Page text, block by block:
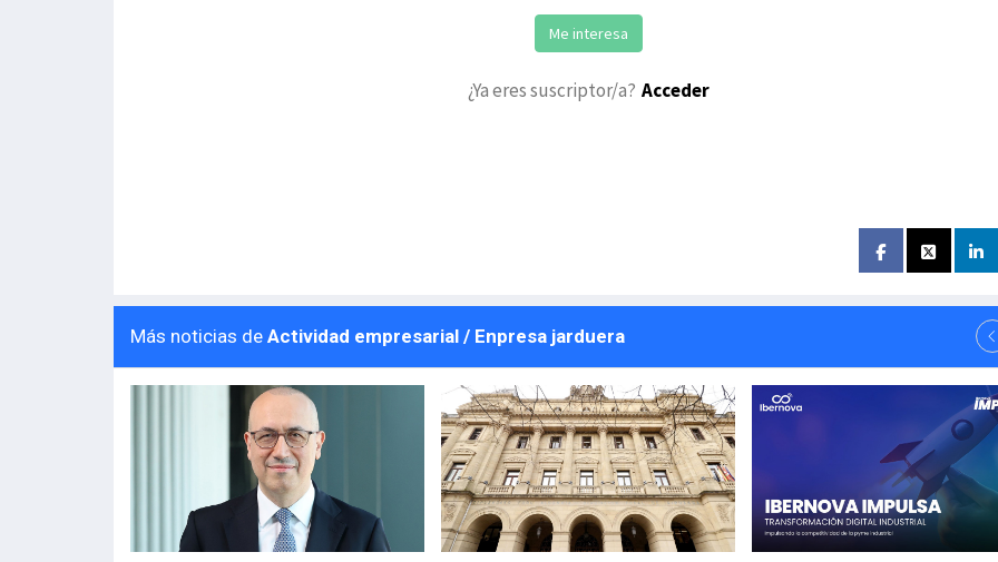
Me interesa
¿Ya eres suscriptor/a? Acceder
Más noticias de Actividad empresarial / Enpresa jarduera